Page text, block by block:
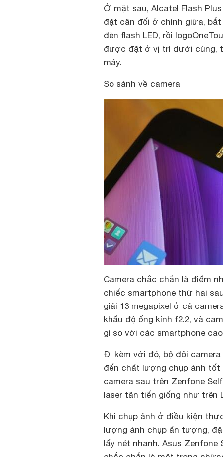
Ở mặt sau, Alcatel Flash
đặt cân đối ở chính giữa,
đèn flash LED, rồi
được đặt ở vị trí dưới cùng,
máy.
So sánh về camera
Camera chắc chắn là điểm
chiếc smartphone thứ hai
giải 13 megapixel ở cả
khẩu độ ống kính f2.2, và
gì so với các smartphone
Đi kèm với đó, bộ đôi
đến chất lượng chụp ảnh tốt
camera sau trên Zenfone
laser tân tiến giống như trên
Khi chụp ảnh ở điều kiện
lượng ảnh chụp ấn tượng,
lấy nét nhanh. Asus